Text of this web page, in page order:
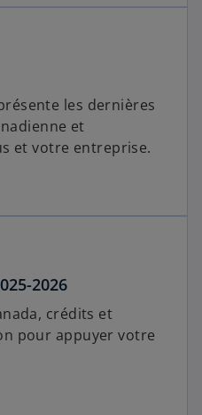
les dernières
et
et votre entreprise.
2026
crédits et
pour appuyer votre